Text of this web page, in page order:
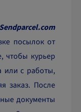
Sendparcel.com
посылок от
чтобы курьер
или с работы,
заказ. После
документы